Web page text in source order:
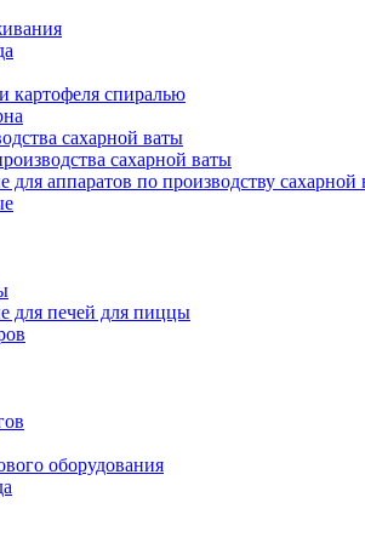
картофеля спиралью
сахарной ваты
сахарной ваты
аппаратов по производству сахарной
для печей для пиццы
оборудования